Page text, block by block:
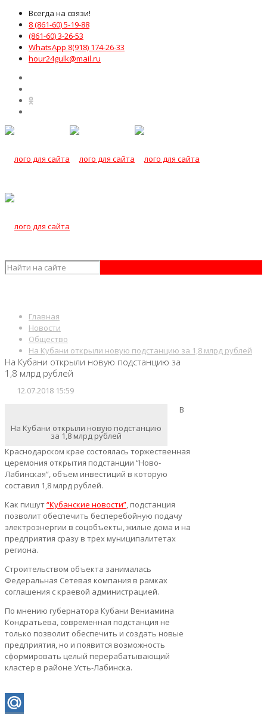
Всегда на связи!
8 (861-60) 5-19-88
(861-60) 3-26-53
WhatsApp 8(918) 174-26-33
hour24gulk@mail.ru
Главная
Новости
Общество
На Кубани открыли новую подстанцию за 1,8 млрд рублей
На Кубани открыли новую подстанцию за
1,8 млрд рублей
12.07.2018 15:59
На Кубани открыли новую подстанцию
за 1,8 млрд рублей
В
Краснодарском крае состоялась торжественная
церемония открытия подстанции “Ново-
Лабинская”, объем инвестиций в которую
составил 1,8 млрд рублей.
Как пишут“Кубанские новости”, подстанция
позволит обеспечить бесперебойную подачу
электроэнергии в соцобъекты, жилые дома и на
предприятия сразу в трех муниципалитетах
региона.
Строительством объекта занималась
Федеральная Сетевая компания в рамках
соглашения с краевой администрацией.
По мнению губернатора Кубани Вениамина
Кондратьева, современная подстанция не
только позволит обеспечить и создать новые
предприятия, но и появится возможность
сформировать целый перерабатывающий
кластер в районе Усть-Лабинска.